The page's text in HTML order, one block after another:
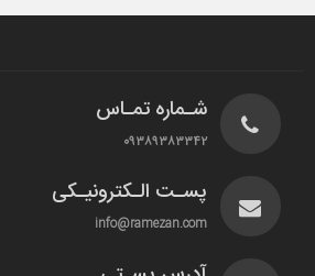
شـماره تمـاس
۰۹۳۸۹۳۸۳۳۴۲
پسـت الـکترونیـکی
info@ramezan.com